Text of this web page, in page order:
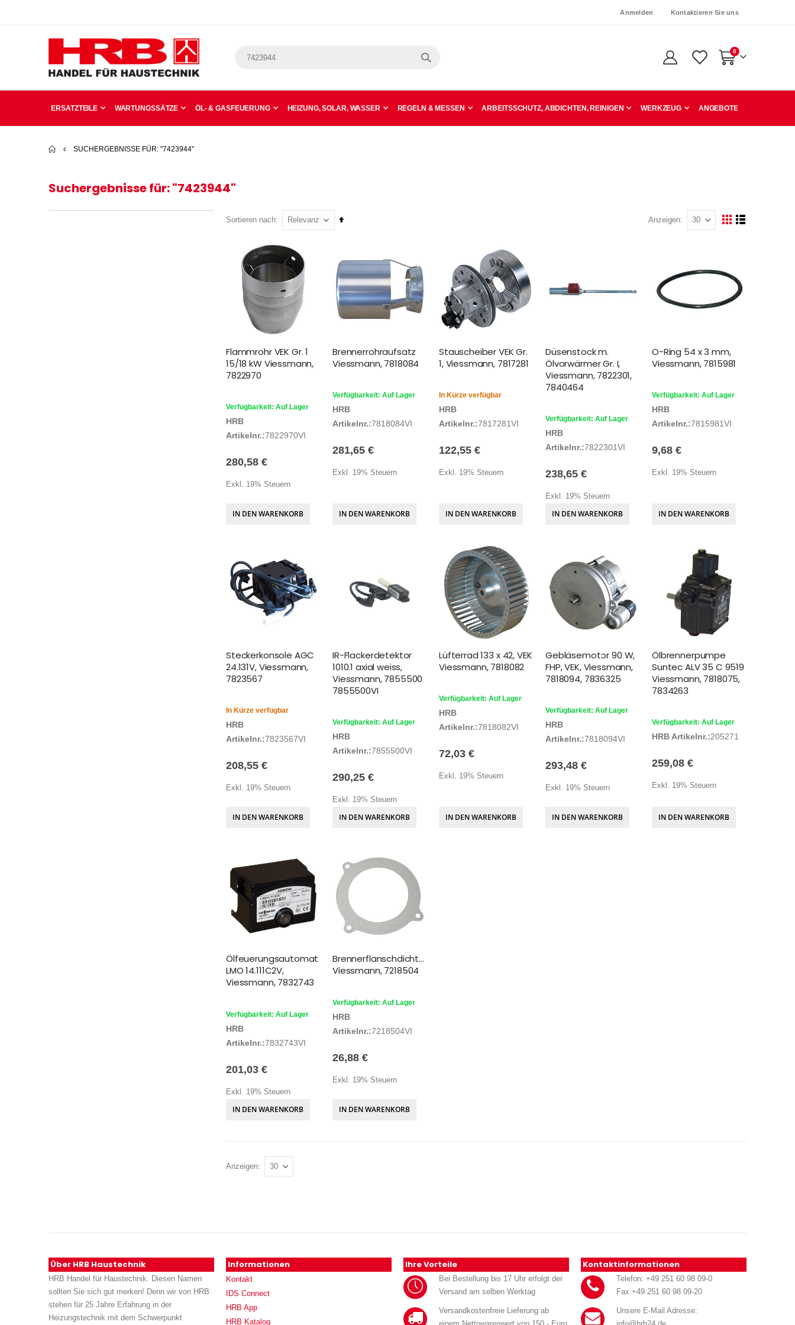
Anmelden Kontaktieren Sie uns
Warenkorb
0Artikel
ERSATZTEILE WARTUNGSSÄTZE ÖL- & GASFEUERUNG HEIZUNG, SOLAR, WASSER REGELN & MESSEN ARBEITSSCHUTZ, ABDICHTEN, REINIGEN WERKZEUG ANGEBOTE
SUCHERGEBNISSE FÜR: "7423944"
Suchergebnisse für: "7423944"
Sortieren nach
In
Anzeigen
Ansicht
Flammrohr VEK Gr. 1
15/18 kW Viessmann,
7822970
Verfügbarkeit: Auf Lager
HRB
Artikelnr.:7822970VI
280,58 €
Exkl. 19% Steuern
IN DEN WARENKORB
Brennerrohraufsatz
Viessmann, 7818084
Verfügbarkeit: Auf Lager
HRB
Artikelnr.:7818084VI
281,65 €
Exkl. 19% Steuern
IN DEN WARENKORB
Stauscheiber VEK Gr.
1, Viessmann, 7817281
In Kürze verfügbar
HRB
Artikelnr.:7817281VI
122,55 €
Exkl. 19% Steuern
IN DEN WARENKORB
Düsenstock m.
Ölvorwärmer Gr. I,
Viessmann, 7822301,
7840464
Verfügbarkeit: Auf Lager
HRB
Artikelnr.:7822301VI
238,65 €
Exkl. 19% Steuern
IN DEN WARENKORB
O-Ring 54 x 3 mm,
Viessmann, 7815981
Verfügbarkeit: Auf Lager
HRB
Artikelnr.:7815981VI
9,68 €
Exkl. 19% Steuern
IN DEN WARENKORB
Steckerkonsole AGC
24.131V, Viessmann,
7823567
In Kürze verfügbar
HRB
Artikelnr.:7823567VI
208,55 €
Exkl. 19% Steuern
IN DEN WARENKORB
IR-Flackerdetektor
1010.1 axial weiss,
Viessmann, 7855500
7855500VI
Verfügbarkeit: Auf Lager
HRB
Artikelnr.:7855500VI
290,25 €
Exkl. 19% Steuern
IN DEN WARENKORB
Lüfterrad 133 x 42, VEK
Viessmann, 7818082
Verfügbarkeit: Auf Lager
HRB
Artikelnr.:7818082VI
72,03 €
Exkl. 19% Steuern
IN DEN WARENKORB
Gebläsemotor 90 W,
FHP, VEK, Viessmann,
7818094, 7836325
Verfügbarkeit: Auf Lager
HRB
Artikelnr.:7818094VI
293,48 €
Exkl. 19% Steuern
IN DEN WARENKORB
Ölbrennerpumpe
Suntec ALV 35 C 9519
Viessmann, 7818075,
7834263
Verfügbarkeit: Auf Lager
HRB Artikelnr.:205271
259,08 €
Exkl. 19% Steuern
IN DEN WARENKORB
Ölfeuerungsautomat
LMO 14.111C2V,
Viessmann, 7832743
Verfügbarkeit: Auf Lager
HRB
Artikelnr.:7832743VI
201,03 €
Exkl. 19% Steuern
IN DEN WARENKORB
Brennerflanschdichtung
Viessmann, 7218504
Verfügbarkeit: Auf Lager
HRB
Artikelnr.:7218504VI
26,88 €
Exkl. 19% Steuern
IN DEN WARENKORB
Anzeigen
Über HRB Haustechnik
HRB Handel für Haustechnik. Diesen Namen
sollten Sie sich gut merken! Denn wir von HRB
stehen für 25 Jahre Erfahrung in der
Heizungstechnik mit dem Schwerpunkt
Informationen
Kontakt
IDS Connect
HRB App
HRB Katalog
Ihre Vorteile
Bei Bestellung bis 17 Uhr erfolgt der
Versand am selben Werktag
Versandkostenfreie Lieferung ab
Kontaktinformationen
Telefon: +49 251 60 98 09-0
Fax +49 251 60 98 09-20
Unsere E-Mail Adresse: